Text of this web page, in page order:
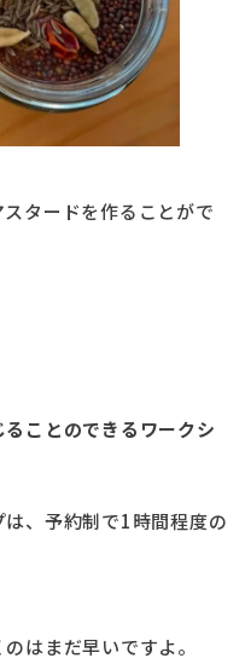
タードを作ることがで
ことのできるワークシ
、予約制で1時間程度の
はまだ早いですよ。